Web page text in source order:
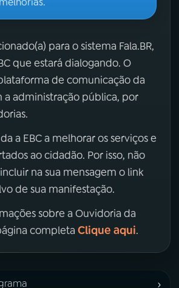
para o sistema Fala.BR,
que estará dialogando. O
de comunicação da
a administração pública, por
a EBC a melhorar os serviços e
ao cidadão. Por isso, não
na sua mensagem o link
de sua manifestação.
sobre a Ouvidoria da
completa Clique aqui.
›